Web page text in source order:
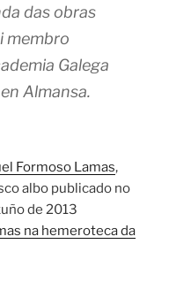
das obras
membro
Galega
Almansa.
Formoso Lamas,
albo publicado no
de 2013
na hemeroteca da